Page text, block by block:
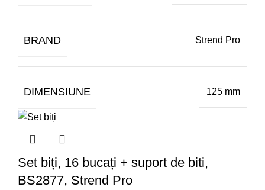
BRAND Strend Pro
DIMENSIUNE 125 mm
Set biți, 16 bucați + suport de biti,
BS2877, Strend Pro